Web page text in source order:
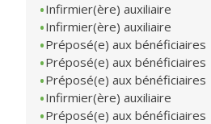
Infirmier(ère) auxiliaire
Infirmier(ère) auxiliaire
Préposé(e) aux bénéficiaires
Préposé(e) aux bénéficiaires
Préposé(e) aux bénéficiaires
Infirmier(ère) auxiliaire
Préposé(e) aux bénéficiaires